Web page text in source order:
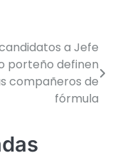
a Jefe
porteño definen
compañeros de
fórmula